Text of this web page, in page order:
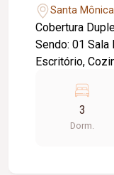
Santa
Cobertura
Sendo: 01 Sala
Escritório,
Área
Suíte Máster
Com Armários
3
Dorm.